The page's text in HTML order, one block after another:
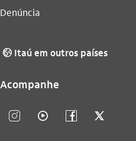
Denúncia
globo_outline Itaú em outros países
Acompanhe
instagram_outline video_outline facebook_outline twitter_outline